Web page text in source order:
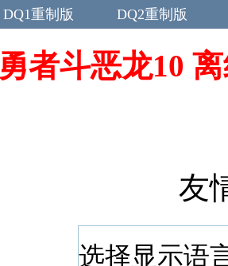
DQ1重制版 DQ2重制版
勇者斗恶龙10
友
选择显示